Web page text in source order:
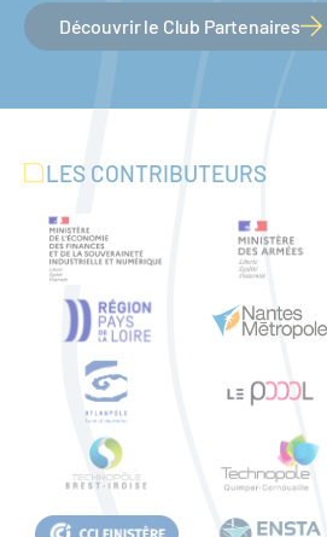
Découvrir le Club Partenaires
LES CONTRIBUTEURS